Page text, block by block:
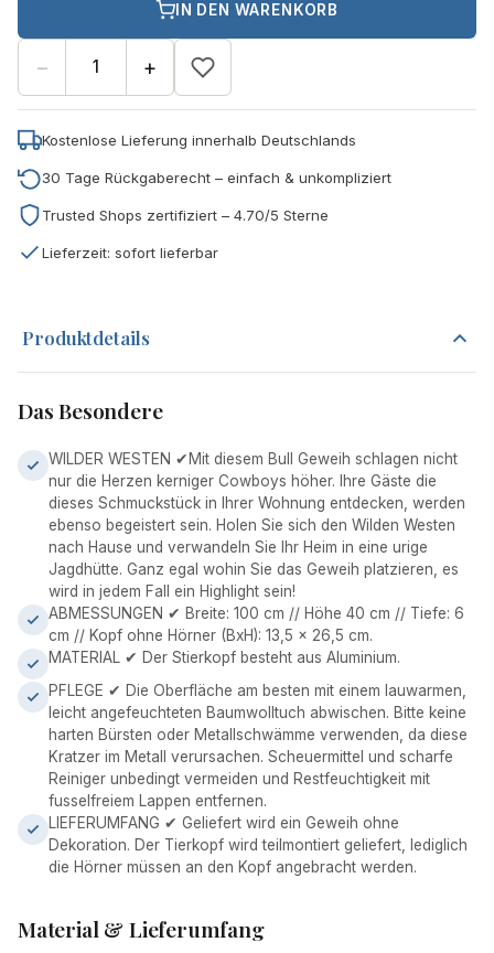
− +
IN DEN WARENKORB
Kostenlose Lieferung innerhalb Deutschlands
30 Tage Rückgaberecht – einfach & unkompliziert
Trusted Shops zertifiziert – 4.70/5 Sterne
Lieferzeit: sofort lieferbar
Produktdetails
Das Besondere
WILDER WESTEN ✔Mit diesem Bull Geweih schlagen nicht
nur die Herzen kerniger Cowboys höher. Ihre Gäste die
dieses Schmuckstück in Ihrer Wohnung entdecken, werden
ebenso begeistert sein. Holen Sie sich den Wilden Westen
nach Hause und verwandeln Sie Ihr Heim in eine urige
Jagdhütte. Ganz egal wohin Sie das Geweih platzieren, es
wird in jedem Fall ein Highlight sein!
ABMESSUNGEN ✔ Breite: 100 cm // Höhe 40 cm // Tiefe: 6
cm // Kopf ohne Hörner (BxH): 13,5 x 26,5 cm.
MATERIAL ✔ Der Stierkopf besteht aus Aluminium.
PFLEGE ✔ Die Oberfläche am besten mit einem lauwarmen,
leicht angefeuchteten Baumwolltuch abwischen. Bitte keine
harten Bürsten oder Metallschwämme verwenden, da diese
Kratzer im Metall verursachen. Scheuermittel und scharfe
Reiniger unbedingt vermeiden und Restfeuchtigkeit mit
fusselfreiem Lappen entfernen.
LIEFERUMFANG ✔ Geliefert wird ein Geweih ohne
Dekoration. Der Tierkopf wird teilmontiert geliefert, lediglich
die Hörner müssen an den Kopf angebracht werden.
Material & Lieferumfang